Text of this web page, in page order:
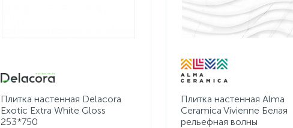
Плитка настенная Delacora
Exotic Extra White Gloss
253*750
Плитка настенная Alma
Ceramica Vivienne Белая
рельефная волны